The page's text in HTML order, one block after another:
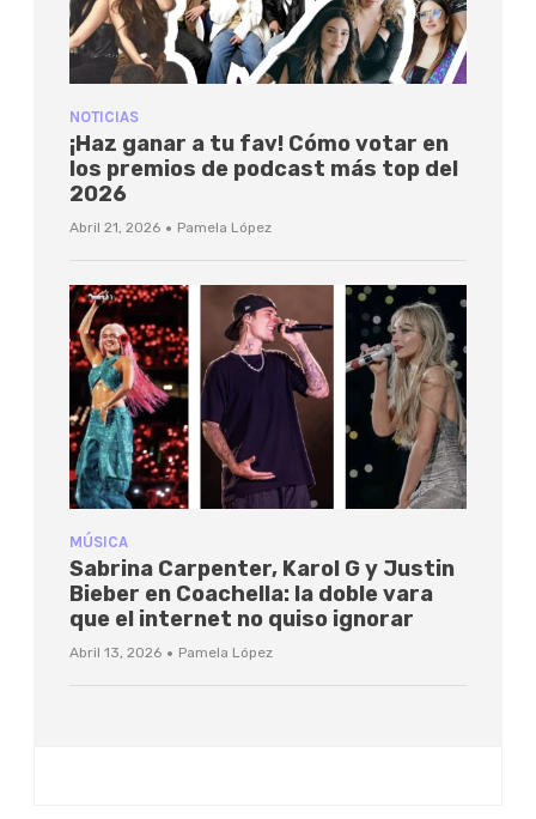
NOTICIAS
¡Haz ganar a tu fav! Cómo votar en
los premios de podcast más top del
2026
Abril 21, 2026 · Pamela López
MÚSICA
Sabrina Carpenter, Karol G y Justin
Bieber en Coachella: la doble vara
que el internet no quiso ignorar
Abril 13, 2026 · Pamela López